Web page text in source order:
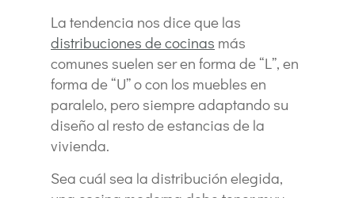
La tendencia nos dice que las
distribuciones de cocinas más
comunes suelen ser en forma de “L”, en
forma de “U” o con los muebles en
paralelo, pero siempre adaptando su
diseño al resto de estancias de la
vivienda.
Sea cuál sea la distribución elegida,